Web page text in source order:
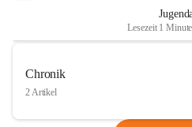
Lesezeit 1 Minute
Chronik
2 Artikel